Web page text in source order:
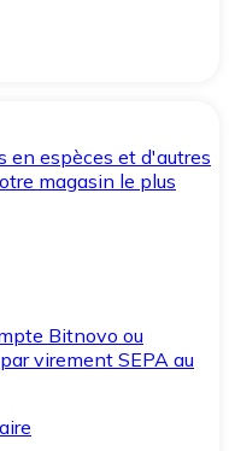
en espèces et d'autres
magasin le plus
Bitnovo ou
virement SEPA au